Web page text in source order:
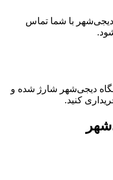
دیجی‌شهر با شما تماس
دیجی‌شهر شارژ شده و
کنید.